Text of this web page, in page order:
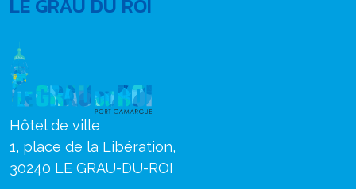
Hôtel de ville
1, place de la Libération,
30240 LE GRAU-DU-ROI